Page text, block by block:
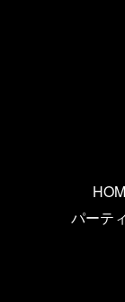
パーテ